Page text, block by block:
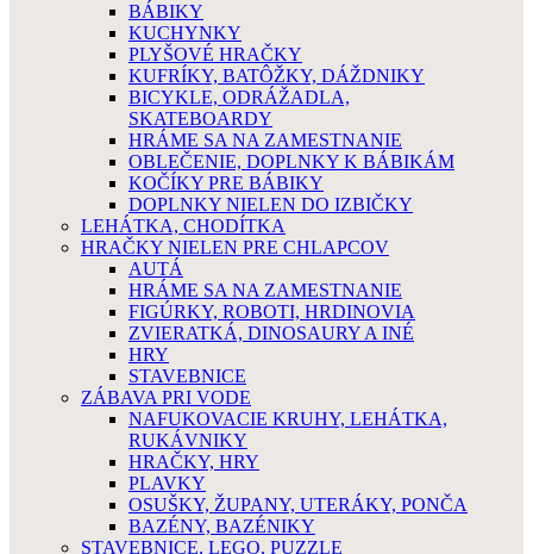
BÁBIKY
KUCHYNKY
PLYŠOVÉ HRAČKY
KUFRÍKY, BATÔŽKY, DÁŽDNIKY
BICYKLE, ODRÁŽADLA,
SKATEBOARDY
HRÁME SA NA ZAMESTNANIE
OBLEČENIE, DOPLNKY K BÁBIKÁM
KOČÍKY PRE BÁBIKY
DOPLNKY NIELEN DO IZBIČKY
LEHÁTKA, CHODÍTKA
HRAČKY NIELEN PRE CHLAPCOV
AUTÁ
HRÁME SA NA ZAMESTNANIE
FIGÚRKY, ROBOTI, HRDINOVIA
ZVIERATKÁ, DINOSAURY A INÉ
HRY
STAVEBNICE
ZÁBAVA PRI VODE
NAFUKOVACIE KRUHY, LEHÁTKA,
RUKÁVNIKY
HRAČKY, HRY
PLAVKY
OSUŠKY, ŽUPANY, UTERÁKY, PONČA
BAZÉNY, BAZÉNIKY
STAVEBNICE, LEGO, PUZZLE